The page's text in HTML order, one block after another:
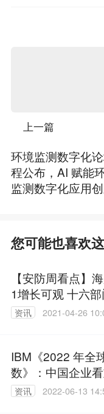
上一篇
环境监测数字化
程公布，AI 赋能
监测数字化应用
您可能也喜欢
【安防周看点】
1增长可观 十六
数字家庭
资讯
2021-04-26
IBM《2022 年全
数》：中国企业
随处运行&quot;的
资讯
2022-06-13